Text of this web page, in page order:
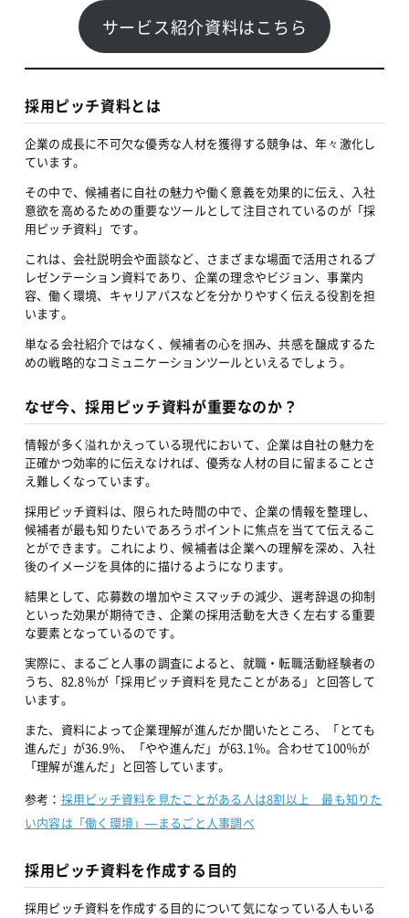
サービス紹介資料はこちら
採用ピッチ資料とは
企業の成長に不可欠な優秀な人材を獲得する競争は、年々激化し
ています。
その中で、候補者に自社の魅力や働く意義を効果的に伝え、入社
意欲を高めるための重要なツールとして注目されているのが「採
用ピッチ資料」です。
これは、会社説明会や面談など、さまざまな場面で活用されるプ
レゼンテーション資料であり、企業の理念やビジョン、事業内
容、働く環境、キャリアパスなどを分かりやすく伝える役割を担
います。
単なる会社紹介ではなく、候補者の心を掴み、共感を醸成するた
めの戦略的なコミュニケーションツールといえるでしょう。
なぜ今、採用ピッチ資料が重要なのか？
情報が多く溢れかえっている現代において、企業は自社の魅力を
正確かつ効率的に伝えなければ、優秀な人材の目に留まることさ
え難しくなっています。
採用ピッチ資料は、限られた時間の中で、企業の情報を整理し、
候補者が最も知りたいであろうポイントに焦点を当てて伝えるこ
とができます。これにより、候補者は企業への理解を深め、入社
後のイメージを具体的に描けるようになります。
結果として、応募数の増加やミスマッチの減少、選考辞退の抑制
といった効果が期待でき、企業の採用活動を大きく左右する重要
な要素となっているのです。
実際に、まるごと人事の調査によると、就職・転職活動経験者の
うち、82.8％が「採用ピッチ資料を見たことがある」と回答して
います。
また、資料によって企業理解が進んだか聞いたところ、「とても
進んだ」が36.9％、「やや進んだ」が63.1％。合わせて100％が
「理解が進んだ」と回答しています。
参考： 採用ピッチ資料を見たことがある人は8割以上　最も知りた
い内容は「働く環境」—まるごと人事調べ
採用ピッチ資料を作成する目的
採用ピッチ資料を作成する目的について気になっている人もいる